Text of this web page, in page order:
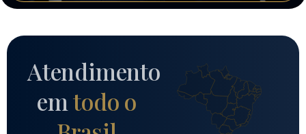
Atendimento
emtodo o